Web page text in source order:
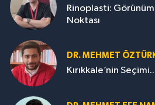
Rinoplasti: Görünüm
Noktası
DR. MEHMET
Kırıkkale’nin Seçimi..